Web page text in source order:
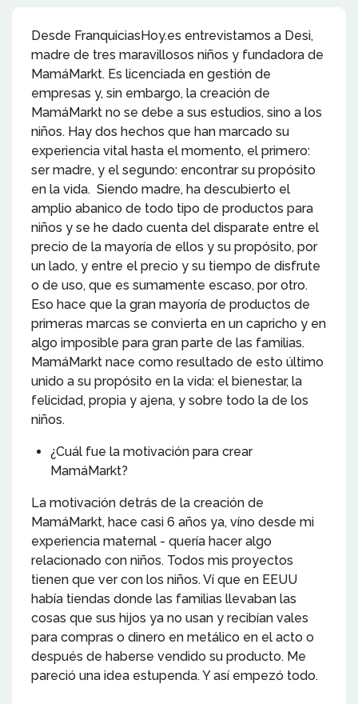
Desde FranquiciasHoy.es entrevistamos a Desi,
madre de tres maravillosos niños y fundadora de
MamáMarkt. Es licenciada en gestión de
empresas y, sin embargo, la creación de
MamáMarkt no se debe a sus estudios, sino a los
niños. Hay dos hechos que han marcado su
experiencia vital hasta el momento, el primero:
ser madre, y el segundo: encontrar su propósito
en la vida. Siendo madre, ha descubierto el
amplio abanico de todo tipo de productos para
niños y se he dado cuenta del disparate entre el
precio de la mayoría de ellos y su propósito, por
un lado, y entre el precio y su tiempo de disfrute
o de uso, que es sumamente escaso, por otro.
Eso hace que la gran mayoría de productos de
primeras marcas se convierta en un capricho y en
algo imposible para gran parte de las familias.
MamáMarkt nace como resultado de esto último
unido a su propósito en la vida: el bienestar, la
felicidad, propia y ajena, y sobre todo la de los
niños.
¿Cuál fue la motivación para crear
MamáMarkt?
La motivación detrás de la creación de
MamáMarkt, hace casi 6 años ya, víno desde mi
experiencia maternal - quería hacer algo
relacionado con niños. Todos mis proyectos
tienen que ver con los niños. Ví que en EEUU
había tiendas donde las familias llevaban las
cosas que sus hijos ya no usan y recibían vales
para compras o dinero en metálico en el acto o
después de haberse vendido su producto. Me
pareció una idea estupenda. Y así empezó todo.